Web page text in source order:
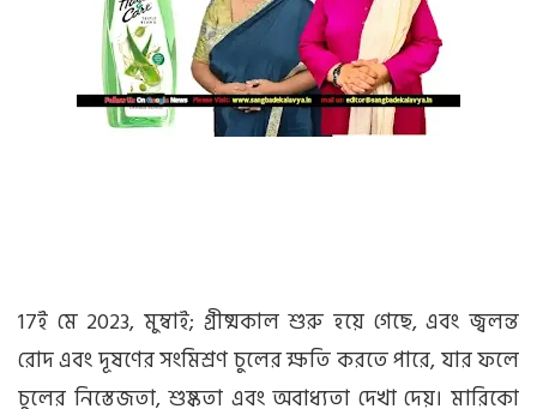
17ই মে 2023, মুম্বাই; গ্রীষ্মকাল শুরু হয়ে গেছে, এবং জ্বলন্ত
রোদ এবং দূষণের সংমিশ্রণ চুলের ক্ষতি করতে পারে, যার ফলে
চুলের নিস্তেজতা, শুষ্কতা এবং অবাধ্যতা দেখা দেয়। মারিকো